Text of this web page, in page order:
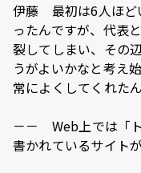
伊藤 最初は6人ほど
ったんですが、代表
裂してしまい、その
うがよいかなと考え
常によくしてくれたん
－－ Web上では「
書かれているサイト